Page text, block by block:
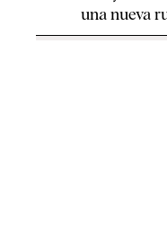
una nueva